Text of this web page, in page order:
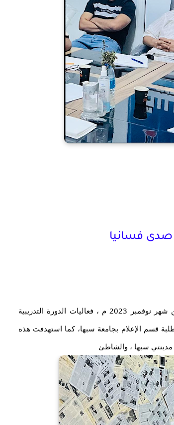
صدى فسانيا
بمقر صحيفة فسانيا في سبها انطلقت بنجاح صباح اليوم الاثنين الساذدس من شهر نوفمبر 2023 م ، فعاليات الدورة التدريبية
الصحفيين ، ومن طلبة قسم الإعلام بجامعة سبها، كما استهدفت هذه
مدينتي سبها ، والشاطئ